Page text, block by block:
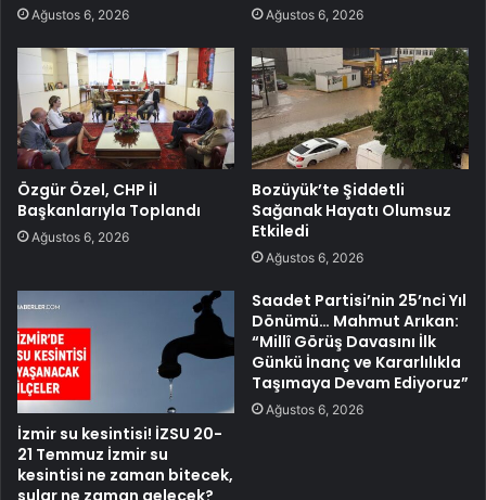
Ağustos 6, 2026 Ağustos 6, 2026
Özgür Özel, CHP İl
Başkanlarıyla Toplandı
Ağustos 6, 2026
Bozüyük’te Şiddetli
Sağanak Hayatı Olumsuz
Etkiledi
Ağustos 6, 2026
İzmir su kesintisi! İZSU 20-
21 Temmuz İzmir su
kesintisi ne zaman bitecek,
Saadet Partisi’nin 25’nci Yıl
Dönümü… Mahmut Arıkan:
“Millî Görüş Davasını İlk
Günkü İnanç ve Kararlılıkla
Taşımaya Devam Ediyoruz”
Ağustos 6, 2026